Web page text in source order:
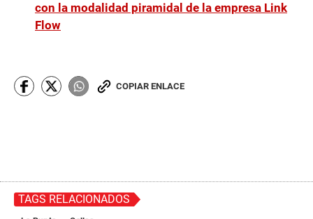
con la modalidad piramidal de la empresa Link
Flow
COPIAR ENLACE
TAGS RELACIONADOS